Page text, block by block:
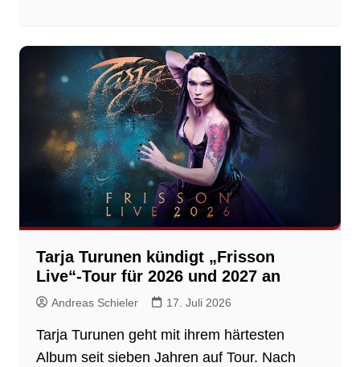
Tarja Turunen kündigt „Frisson
Live“-Tour für 2026 und 2027 an
Andreas Schieler 17. Juli 2026
Tarja Turunen geht mit ihrem härtesten
Album seit sieben Jahren auf Tour. Nach